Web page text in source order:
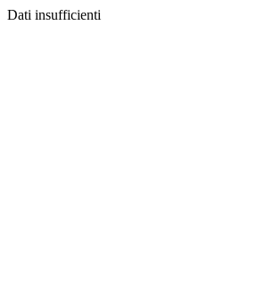
Dati insufficienti